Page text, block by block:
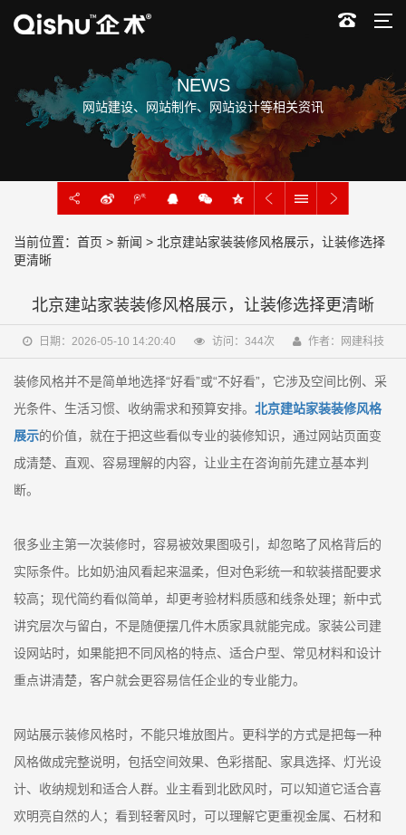
NEWS
网站建设、网站制作、网站设计等相关资讯
当前位置： 首页 > 新闻 > 北京建站家装装修风格展示，让装修选择
更清晰
北京建站家装装修风格展示，让装修选择更清晰
日期：2026-05-10 14:20:40 访问： 344次 作者：网建科技
装修风格并不是简单地选择“好看”或“不好看”，它涉及空间比例、采
光条件、生活习惯、收纳需求和预算安排。 北京建站家装装修风格
展示的价值，就在于把这些看似专业的装修知识，通过网站页面变
成清楚、直观、容易理解的内容，让业主在咨询前先建立基本判
断。
很多业主第一次装修时，容易被效果图吸引，却忽略了风格背后的
实际条件。比如奶油风看起来温柔，但对色彩统一和软装搭配要求
较高；现代简约看似简单，却更考验材料质感和线条处理；新中式
讲究层次与留白，不是随便摆几件木质家具就能完成。家装公司建
设网站时，如果能把不同风格的特点、适合户型、常见材料和设计
重点讲清楚，客户就会更容易信任企业的专业能力。
网站展示装修风格时，不能只堆放图片。更科学的方式是把每一种
风格做成完整说明，包括空间效果、色彩搭配、家具选择、灯光设
计、收纳规划和适合人群。业主看到北欧风时，可以知道它适合喜
欢明亮自然的人；看到轻奢风时，可以理解它更重视金属、石材和